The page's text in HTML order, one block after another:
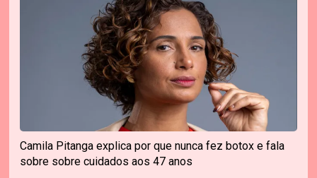
Camila Pitanga explica por que nunca fez botox e fala
sobre sobre cuidados aos 47 anos